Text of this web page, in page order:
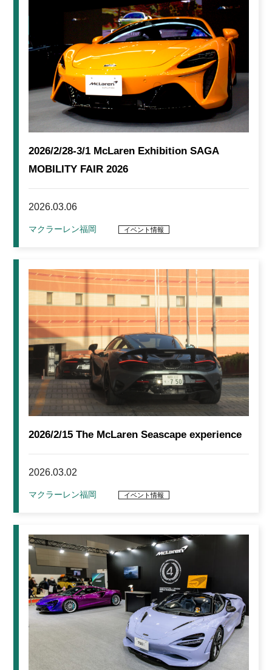
2026/2/28-3/1 McLaren Exhibition SAGA
MOBILITY FAIR 2026
2026.03.06
マクラーレン福岡 イベント情報
2026/2/15 The McLaren Seascape experience
2026.03.02
マクラーレン福岡 イベント情報